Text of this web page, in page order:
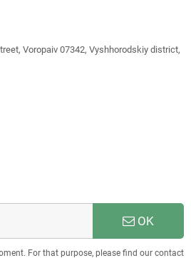
Voropaiv 07342, Vyshhorodskiy district,
OK
For that purpose, please find our contact